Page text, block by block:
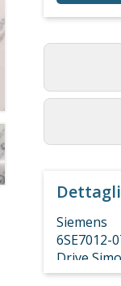
Dettagli
Siemens
6SE7012-
Drive